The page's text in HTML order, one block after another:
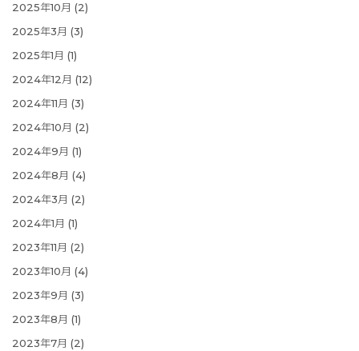
2025年10月 (2)
2025年3月 (3)
2025年1月 (1)
2024年12月 (12)
2024年11月 (3)
2024年10月 (2)
2024年9月 (1)
2024年8月 (4)
2024年3月 (2)
2024年1月 (1)
2023年11月 (2)
2023年10月 (4)
2023年9月 (3)
2023年8月 (1)
2023年7月 (2)